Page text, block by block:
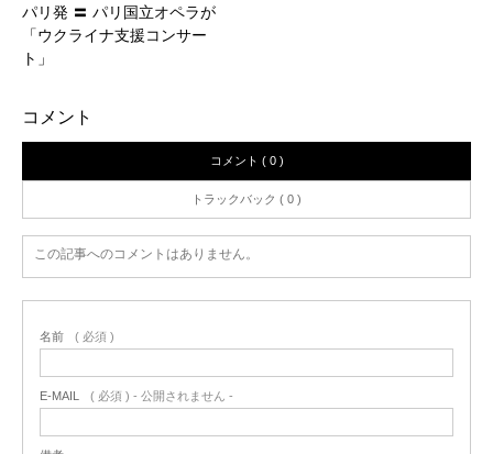
パリ発 〓 パリ国立オペラが
「ウクライナ支援コンサー
ト」
コメント
コメント ( 0 )
トラックバック ( 0 )
この記事へのコメントはありません。
名前 ( 必須 )
E-MAIL ( 必須 ) - 公開されません -